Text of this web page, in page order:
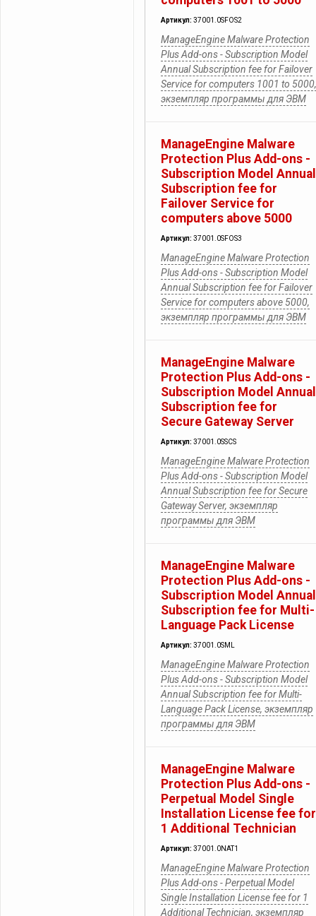
Артикул: 37001.0SFOS2
ManageEngine Malware Protection
Plus Add-ons - Subscription Model
Annual Subscription fee for Failover
Service for computers 1001 to 5000,
экземпляр программы для ЭВМ
ManageEngine Malware
Protection Plus Add-ons -
Subscription Model Annual
Subscription fee for
Failover Service for
computers above 5000
Артикул: 37001.0SFOS3
ManageEngine Malware Protection
Plus Add-ons - Subscription Model
Annual Subscription fee for Failover
Service for computers above 5000,
экземпляр программы для ЭВМ
ManageEngine Malware
Protection Plus Add-ons -
Subscription Model Annual
Subscription fee for
Secure Gateway Server
Артикул: 37001.0SSCS
ManageEngine Malware Protection
Plus Add-ons - Subscription Model
Annual Subscription fee for Secure
Gateway Server, экземпляр
программы для ЭВМ
ManageEngine Malware
Protection Plus Add-ons -
Subscription Model Annual
Subscription fee for Multi-
Language Pack License
Артикул: 37001.0SML
ManageEngine Malware Protection
Plus Add-ons - Subscription Model
Annual Subscription fee for Multi-
Language Pack License, экземпляр
программы для ЭВМ
ManageEngine Malware
Protection Plus Add-ons -
Perpetual Model Single
Installation License fee for
1 Additional Technician
Артикул: 37001.0NAT1
ManageEngine Malware Protection
Plus Add-ons - Perpetual Model
Single Installation License fee for 1
Additional Technician, экземпляр